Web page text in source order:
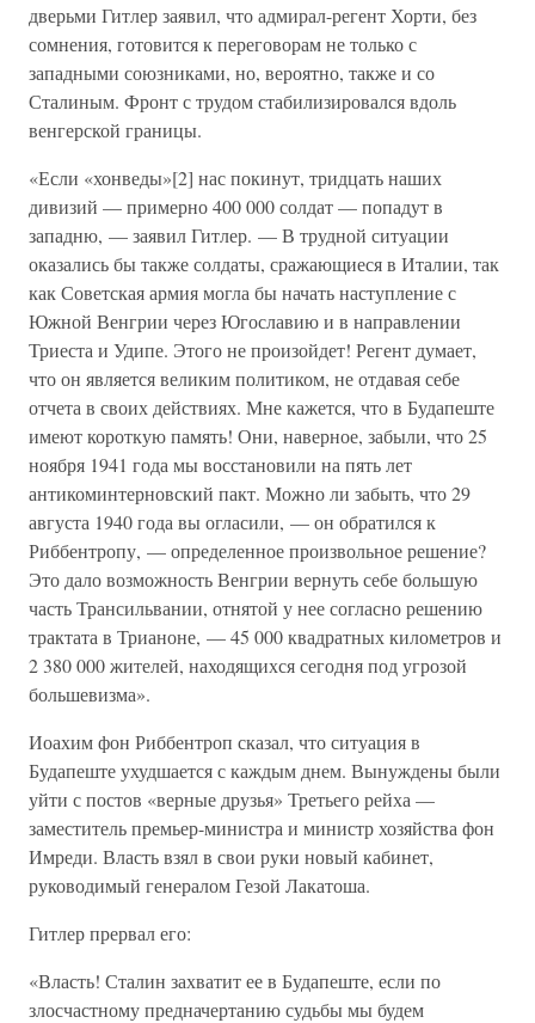
дверьми Гитлер заявил, что адмирал-регент Хорти, без
сомнения, готовится к переговорам не только с
западными союзниками, но, вероятно, также и со
Сталиным. Фронт с трудом стабилизировался вдоль
венгерской границы.
«Если «хонведы»[2] нас покинут, тридцать наших
дивизий — примерно 400 000 солдат — попадут в
западню, — заявил Гитлер. — В трудной ситуации
оказались бы также солдаты, сражающиеся в Италии, так
как Советская армия могла бы начать наступление с
Южной Венгрии через Югославию и в направлении
Триеста и Удипе. Этого не произойдет! Регент думает,
что он является великим политиком, не отдавая себе
отчета в своих действиях. Мне кажется, что в Будапеште
имеют короткую память! Они, наверное, забыли, что 25
ноября 1941 года мы восстановили на пять лет
антикоминтерновский пакт. Можно ли забыть, что 29
августа 1940 года вы огласили, — он обратился к
Риббентропу, — определенное произвольное решение?
Это дало возможность Венгрии вернуть себе большую
часть Трансильвании, отнятой у нее согласно решению
трактата в Трианоне, — 45 000 квадратных километров и
2 380 000 жителей, находящихся сегодня под угрозой
большевизма».
Иоахим фон Риббентроп сказал, что ситуация в
Будапеште ухудшается с каждым днем. Вынуждены были
уйти с постов «верные друзья» Третьего рейха —
заместитель премьер-министра и министр хозяйства фон
Имреди. Власть взял в свои руки новый кабинет,
руководимый генералом Гезой Лакатоша.
Гитлер прервал его:
«Власть! Сталин захватит ее в Будапеште, если по
злосчастному предначертанию судьбы мы будем